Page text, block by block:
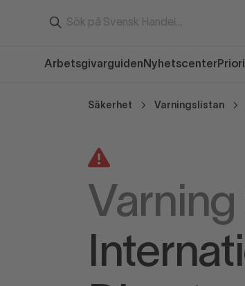
Arbetsgivarguiden Nyhetscenter
Säkerhet Varningslistan
Varning